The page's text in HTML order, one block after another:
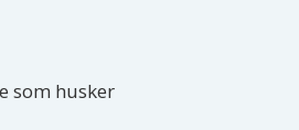
som husker